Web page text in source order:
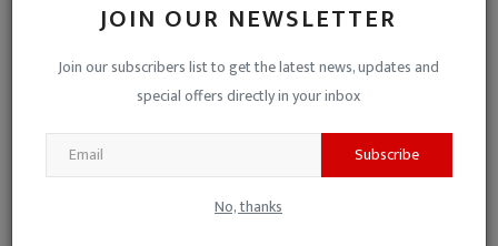
JOIN OUR NEWSLETTER
Join our subscribers list to get the latest news, updates and
special offers directly in your inbox
Subscribe
No, thanks